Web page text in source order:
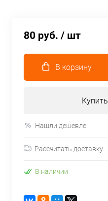
80 руб. / шт
В корзину
Нашли дешевле
Рассчитать доставку
В наличии